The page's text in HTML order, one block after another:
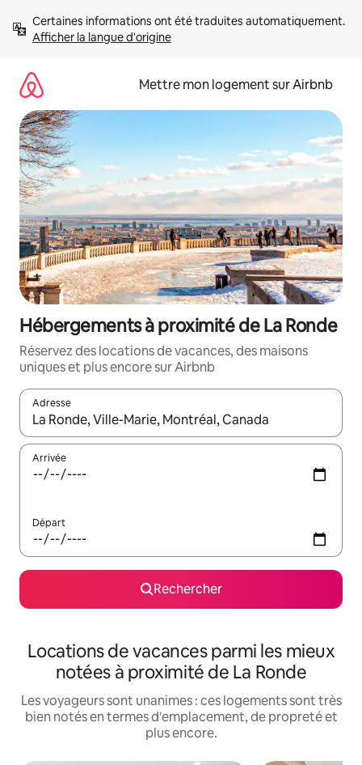
directement
Afficher la langue d'origine
Mettre mon logement sur Airbnb
Hébergements à proximité de La Ronde
Réservez des locations de vacances, des maisons
uniques et plus encore sur Airbnb
Adresse
Lorsque les résultats s'affichent, utilisez les flèches vers le
Arrivée
Départ
Rechercher
Locations de vacances parmi les mieux
notées à proximité de La Ronde
Les voyageurs sont unanimes : ces logements sont très
bien notés en termes d'emplacement, de propreté et
plus encore.